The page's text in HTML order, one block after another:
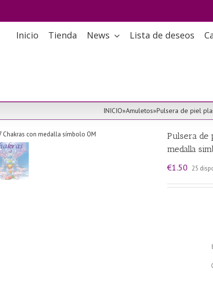
Inicio Tienda News Lista de deseos
INICIO»Amuletos»Pulsera de piel
Pulsera de
medalla
€1.50 25